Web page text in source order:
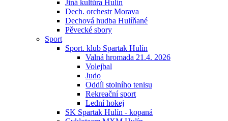
Jiná kultůra Hulín
Dech. orchestr Morava
Dechová hudba Hulíňané
Pěvecké sbory
Sport
Sport. klub Spartak Hulín
Valná hromada 21.4. 2026
Volejbal
Judo
Oddíl stolního tenisu
Rekreační sport
Lední hokej
SK Spartak Hulín - kopaná